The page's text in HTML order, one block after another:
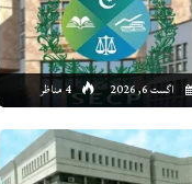
اگست 6, 2026 4 مناظر